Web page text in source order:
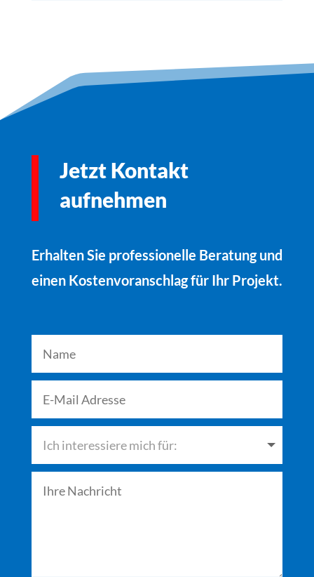
Jetzt Kontakt
aufnehmen
Erhalten Sie professionelle Beratung und
einen Kostenvoranschlag für Ihr Projekt.